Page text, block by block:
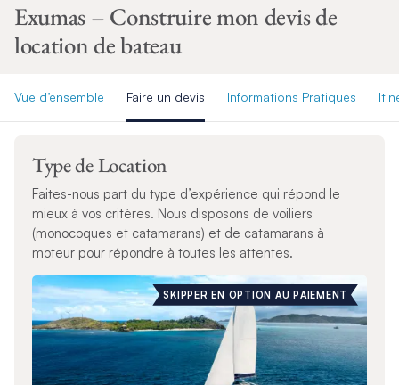
Exumas – Construire mon devis de
location de bateau
Vue d’ensemble Faire un devis Informations Pratiques
Type de Location
Faites-nous part du type d’expérience qui répond le
mieux à vos critères. Nous disposons de voiliers
(monocoques et catamarans) et de catamarans à
moteur pour répondre à toutes les attentes.
SKIPPER EN OPTION AU PAIEMENT